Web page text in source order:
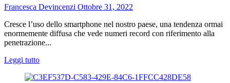
Francesca Devincenzi Ottobre 31, 2022
Cresce l’uso dello smartphone nel nostro paese, una tendenza ormai
enormemente diffusa che vede numeri record con riferimento alla
penetrazione...
Leggi tuttoLeggi
più